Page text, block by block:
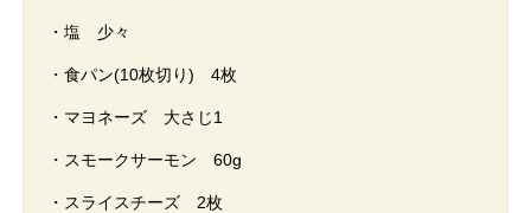
・塩 少々
・食パン(10枚切り) 4枚
・マヨネーズ 大さじ1
・スモークサーモン 60g
・スライスチーズ 2枚